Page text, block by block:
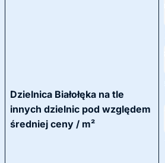
Dzielnica Białołęka na tle
innych dzielnic pod względem
średniej ceny / m²